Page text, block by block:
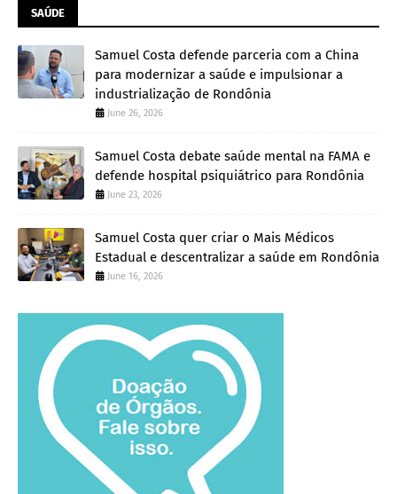
SAÚDE
Samuel Costa defende parceria com a China
para modernizar a saúde e impulsionar a
industrialização de Rondônia
June 26, 2026
Samuel Costa debate saúde mental na FAMA e
defende hospital psiquiátrico para Rondônia
June 23, 2026
Samuel Costa quer criar o Mais Médicos
Estadual e descentralizar a saúde em Rondônia
June 16, 2026